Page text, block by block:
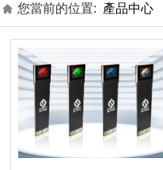
您當前的位置: 產品中心